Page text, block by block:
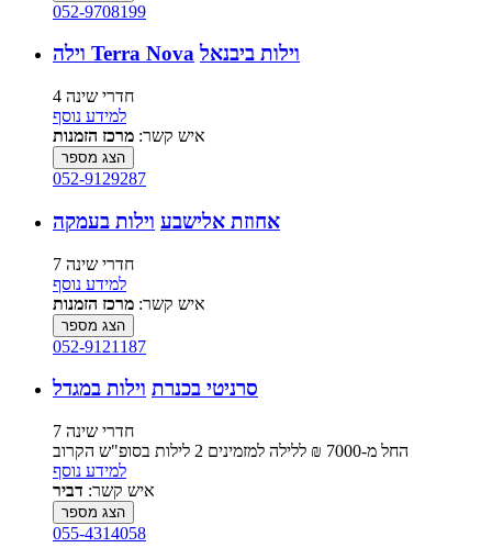
052-9708199
וילה Terra Nova וילות ביבנאל
4 חדרי שינה
למידע נוסף
איש קשר: מרכז הזמנות
הצג מספר
052-9129287
אחוזת אלישבע וילות בעמקה
7 חדרי שינה
למידע נוסף
איש קשר: מרכז הזמנות
הצג מספר
052-9121187
סרניטי בכנרת וילות במגדל
7 חדרי שינה
החל מ-‏7000 ₪ ללילה למזמינים 2 לילות בסופ"ש הקרוב
למידע נוסף
איש קשר: דביר
הצג מספר
055-4314058